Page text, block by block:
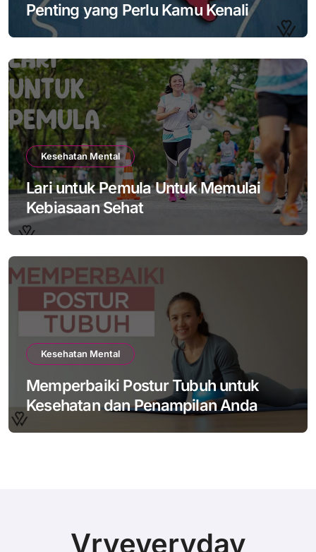
Penting yang Perlu Kamu Kenali
Kesehatan Mental
Lari untuk Pemula Untuk Memulai
Kebiasaan Sehat
Kesehatan Mental
Memperbaiki Postur Tubuh untuk
Kesehatan dan Penampilan Anda
Vryeveryday